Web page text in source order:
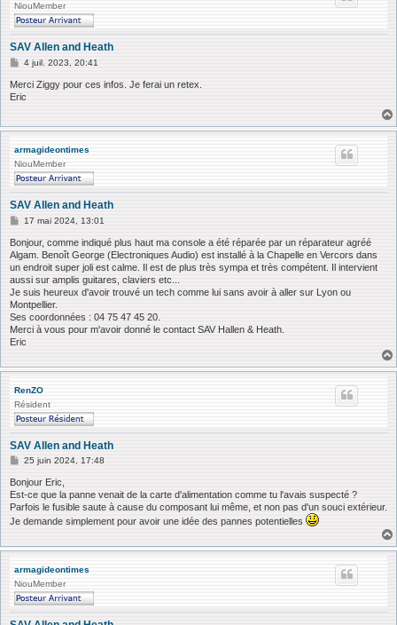
NiouMember
SAV Allen and Heath
M
s
s
e
4 juil. 2023, 20:41
Merci Ziggy pour ces infos. Je ferai un retex.
Eric
armagideontimes
NiouMember
SAV Allen and Heath
M
s
s
a
g
e
17 mai 2024, 13:01
Bonjour, comme indiqué plus haut ma console a été réparée par un réparateur agréé
Algam. Benoît George (Electroniques Audio) est installé à la Chapelle en Vercors dans
un endroit super joli est calme. Il est de plus très sympa et très compétent. Il intervient
aussi sur amplis guitares, claviers etc...
Je suis heureux d'avoir trouvé un tech comme lui sans avoir à aller sur Lyon ou
Montpellier.
Ses coordonnées : 04 75 47 45 20.
Merci à vous pour m'avoir donné le contact SAV Hallen & Heath.
Eric
RenZO
Résident
SAV Allen and Heath
M
s
s
g
e
25 juin 2024, 17:48
Bonjour Eric,
Est-ce que la panne venait de la carte d'alimentation comme tu l'avais suspecté ?
Parfois le fusible saute à cause du composant lui même, et non pas d'un souci extérieur.
Je demande simplement pour avoir une idée des pannes potentielles
armagideontimes
NiouMember